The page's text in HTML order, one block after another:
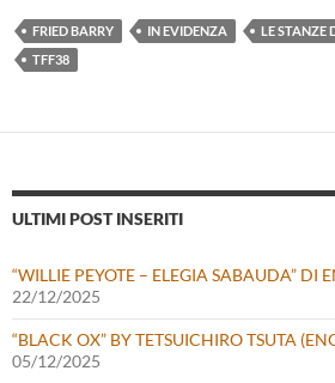
FRIED BARRY IN EVIDENZA LE STANZE
TFF38
ULTIMI POST INSERITI
“WILLIE PEYOTE – ELEGIA SABAUDA” DI
22/12/2025
“BLACK OX” BY TETSUICHIRO TSUTA
05/12/2025